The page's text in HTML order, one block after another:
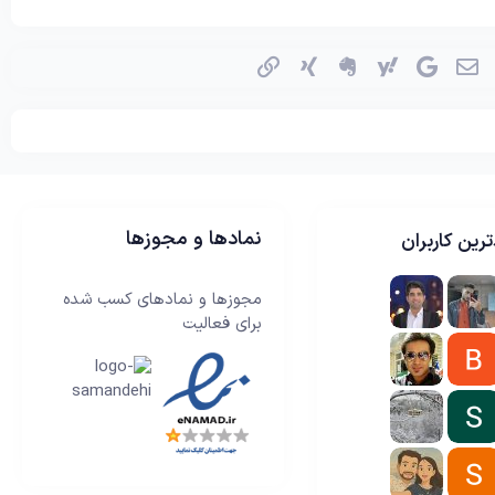
اسکایپ ایمیل گوگل یاهو اِورنُت زینگ
کاربران نمادها و مجوزها
مجوزها و نمادهای کسب شده
برای فعالیت